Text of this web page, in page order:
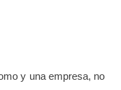
y una empresa, no